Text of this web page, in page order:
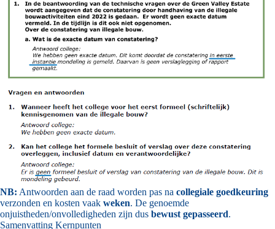
NB: Antwoorden aan de raad worden pas na collegiale goedkeuring
verzonden en kosten vaak weken. De genoemde
onjuistheden/onvolledigheden zijn dus bewust gepasseerd.
Samenvatting Kernpunten